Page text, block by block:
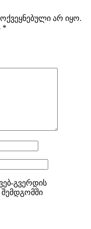
არ იყო.
*
გვერდის
შემდგომში